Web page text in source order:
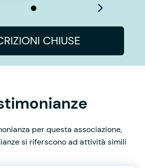
CHIUSE
per questa associazione,
si riferscono ad attività simili